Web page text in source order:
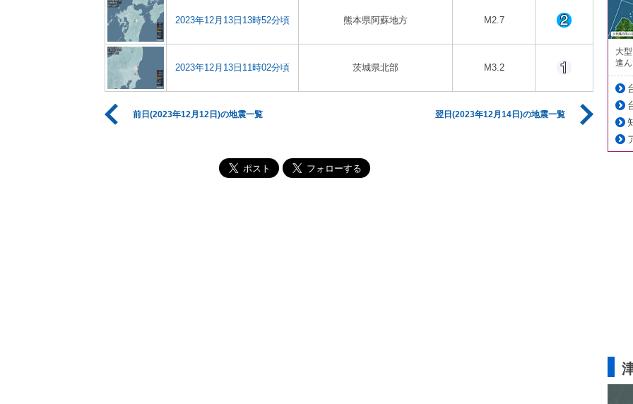
2023年12月13日13時52分頃 熊本県阿蘇地方 M2.7
2023年12月13日11時02分頃 茨城県北部 M3.2
前日(2023年12月12日)の地震一覧 翌日(2023年12月14日)の地震一覧
大
進